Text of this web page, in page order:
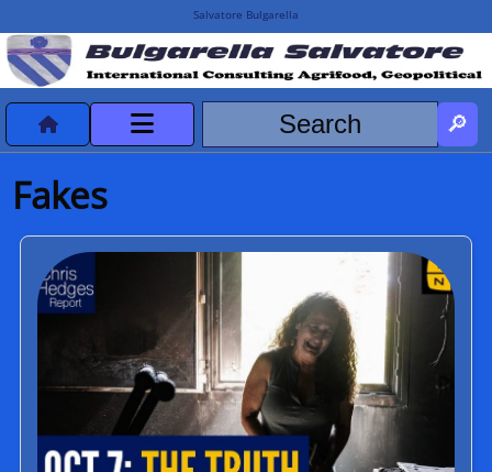
Salvatore Bulgarella
CVvCredits
HOME
DeclassificatiNC
Turismo Progetti
Projects Missions
Fakes